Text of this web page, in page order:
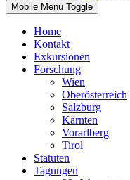
Mobile Menu Toggle
Home
Kontakt
Exkursionen
Forschung
Wien
Oberösterreich
Salzburg
Kärnten
Vorarlberg
Tirol
Statuten
Tagungen